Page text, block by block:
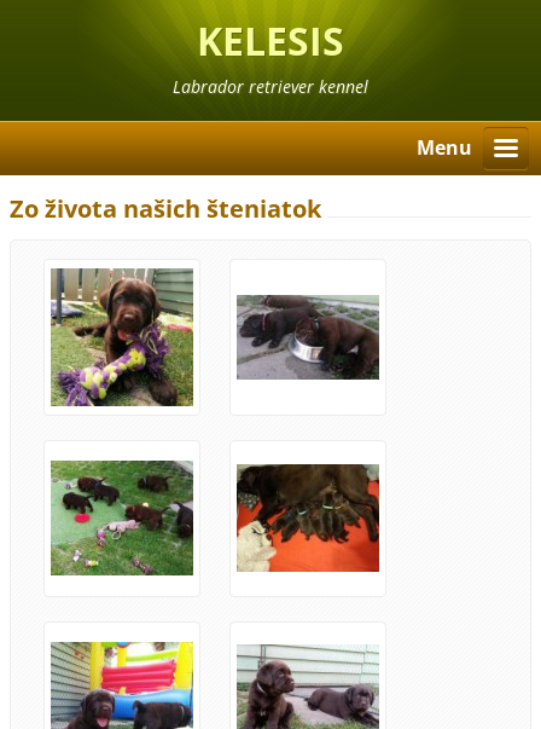
KELESIS
Labrador retriever kennel
Menu
Zo života našich šteniatok